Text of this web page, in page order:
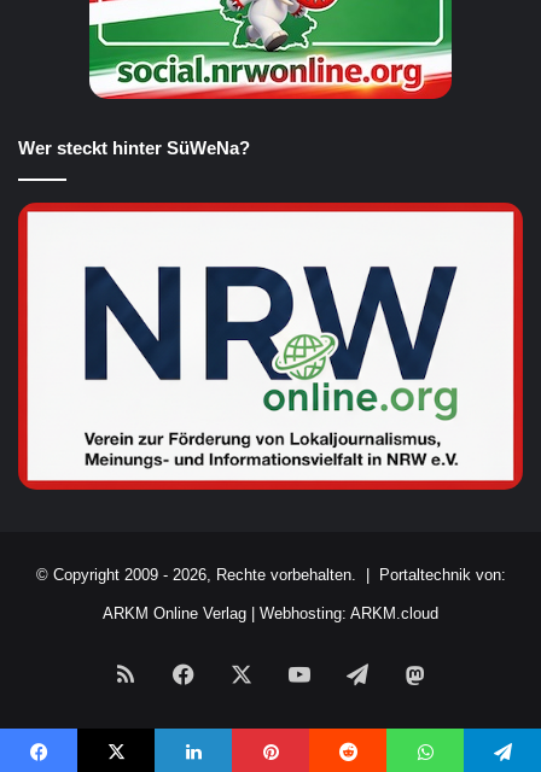
Wer steckt hinter SüWeNa?
© Copyright 2009 - 2026, Rechte vorbehalten. | Portaltechnik von:
ARKM Online Verlag Webhosting: ARKM.cloud
RSS Facebook YouTubeTelegram